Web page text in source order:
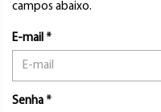
campos abaixo.
E-mail *
Senha *